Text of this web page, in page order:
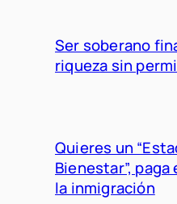
Ser soberano
riqueza sin
Quieres un
Bienestar”,
la inmigración